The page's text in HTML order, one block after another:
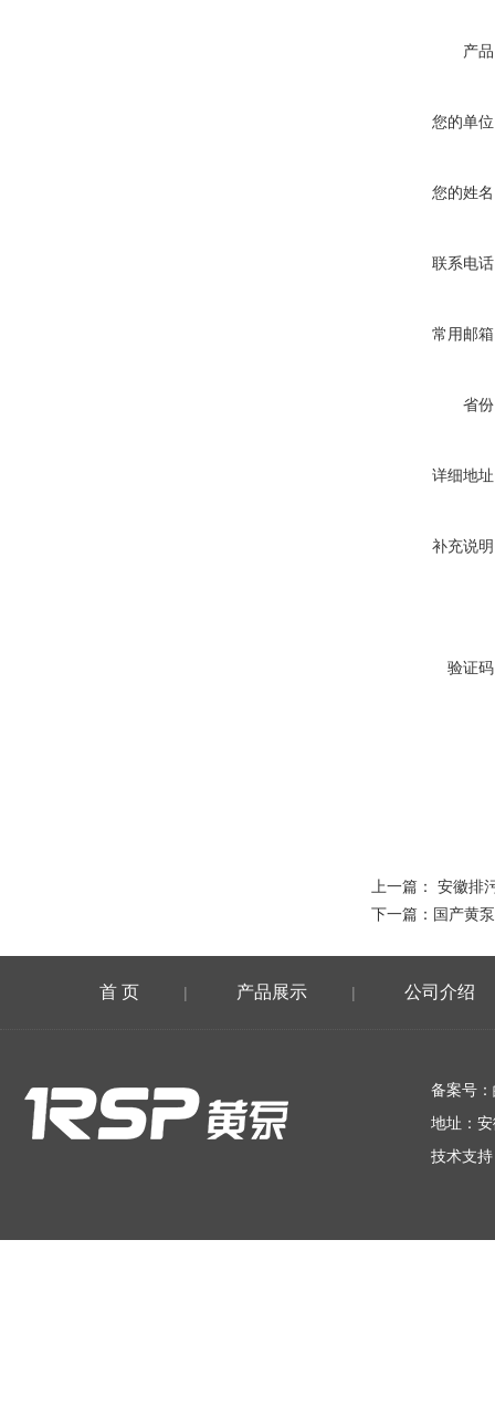
产
您的单
您的姓
联系电
常用邮
省
详细地
补充说
验证
上一篇： 安徽排
下一篇： 国产黄
首 页 | 产品展示 | 公司介绍
备案号：
地址：
技术支